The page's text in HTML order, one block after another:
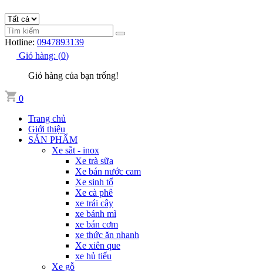
Hotline: 0947893139
Giỏ hàng: (0)
Giỏ hàng của bạn trống!
0
Trang chủ
Giới thiệu
SẢN PHẨM
Xe sắt - inox
Xe trà sữa
Xe bán nước cam
Xe sinh tố
Xe cà phê
xe trái cây
xe bánh mì
xe bán cơm
xe thức ăn nhanh
Xe xiên que
xe hủ tiếu
Xe gỗ